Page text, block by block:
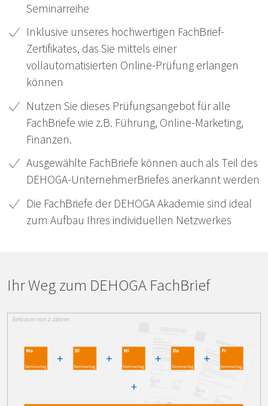
Seminarreihe
Inklusive unseres hochwertigen FachBrief-
Zertifikates, das Sie mittels einer
vollautomatisierten Online-Prüfung erlangen
können
Nutzen Sie dieses Prüfungsangebot für alle
FachBriefe wie z.B. Führung, Online-Marketing,
Finanzen.
Ausgewählte FachBriefe können auch als Teil des
DEHOGA-UnternehmerBriefes anerkannt werden
Die FachBriefe der DEHOGAAkademie sind ideal
zum Aufbau Ihres individuellen Netzwerkes
Ihr Weg zum DE­HO­GA Fach­Brief